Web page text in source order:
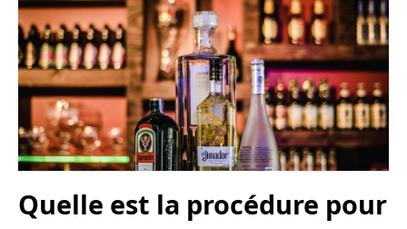
Quelle est la procédure pour